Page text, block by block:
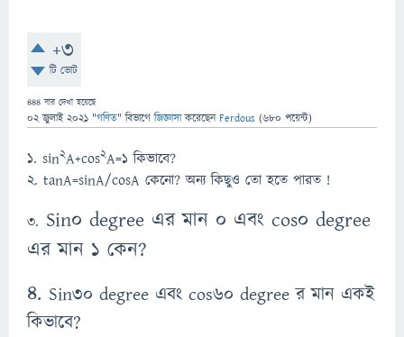
+3
টি ভোট
444 বার দেখা হয়েছে
02 জুলাই 2021 "গণিত" বিভাগে জিজ্ঞাসাকরেছেনFerdous (680 পয়েন্ট)
১. sin2A+cos2A=1 কিভাবে?
২. tanA=sinA/cosA কেনো? অন্য কিছুও তো হতে পারত !
৩. Sin0 degree এর মান 0 এবং cos0 degree
এর মান 1 কেন?
৪. Sin30 degree এবং cos60 degree র মান একই
কিভাবে?